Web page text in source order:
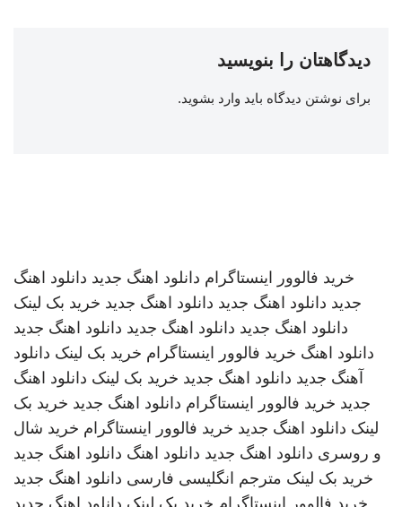
دیدگاهتان را بنویسید
برای نوشتن دیدگاه باید وارد بشوید.
خرید فالوور اینستاگرام دانلود اهنگ جدید دانلود اهنگ
جدید دانلود اهنگ جدید دانلود اهنگ جدید خرید بک لینک
دانلود اهنگ جدید دانلود اهنگ جدید دانلود اهنگ جدید
دانلود اهنگ خرید فالوور اینستاگرام خرید بک لینک دانلود
آهنگ جدید دانلود اهنگ جدید خرید بک لینک دانلود اهنگ
جدید خرید فالوور اینستاگرام دانلود اهنگ جدید خرید بک
لینک دانلود اهنگ جدید خرید فالوور اینستاگرام خرید شال
و روسری دانلود اهنگ جدید دانلود اهنگ دانلود اهنگ جدید
خرید بک لینک مترجم انگلیسی فارسی دانلود اهنگ جدید